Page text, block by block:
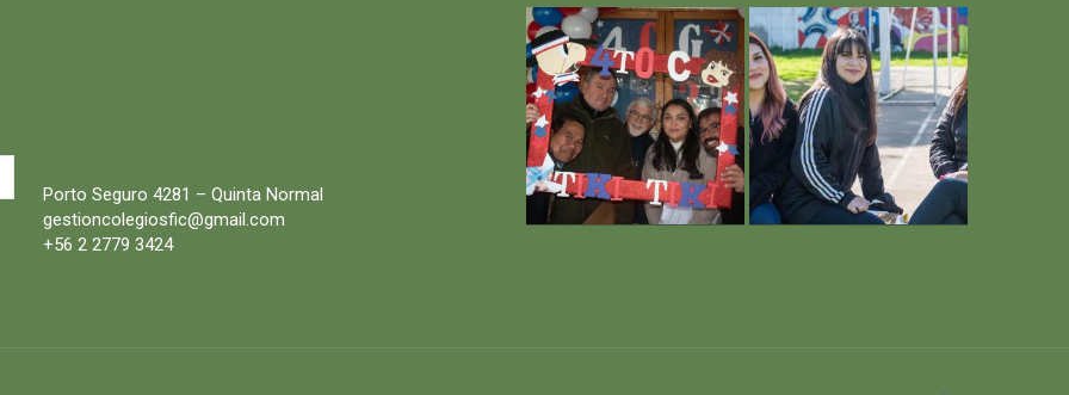
Porto Seguro 4281 – Quinta Normal
gestioncolegiosfic@gmail.com
+56 2 2779 3424